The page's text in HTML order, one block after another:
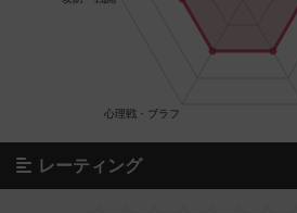
レーティング